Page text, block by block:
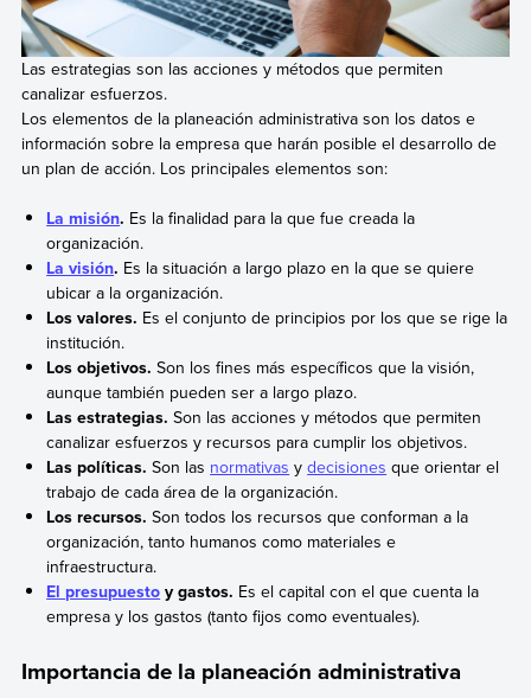
Las estrategias son las acciones y métodos que permiten
canalizar esfuerzos.
Los elementos de la planeación administrativa son los datos e
información sobre la empresa que harán posible el desarrollo de
un plan de acción. Los principales elementos son:
La misión. Es la finalidad para la que fue creada la
organización.
La visión. Es la situación a largo plazo en la que se quiere
ubicar a la organización.
Los valores. Es el conjunto de principios por los que se rige la
institución.
Los objetivos. Son los fines más específicos que la visión,
aunque también pueden ser a largo plazo.
Las estrategias. Son las acciones y métodos que permiten
canalizar esfuerzos y recursos para cumplir los objetivos.
Las políticas. Son las normativas ydecisiones que orientar el
trabajo de cada área de la organización.
Los recursos. Son todos los recursos que conforman a la
organización, tanto humanos como materiales e
infraestructura.
El presupuesto y gastos. Es el capital con el que cuenta la
empresa y los gastos (tanto fijos como eventuales).
Importancia de la planeación administrativa